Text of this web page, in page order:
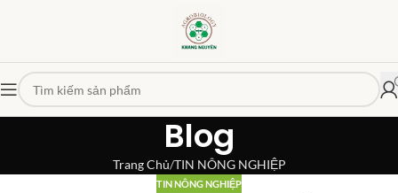
Blog
Trang Chủ TIN NÔNG NGHIỆP
TIN NÔNG NGHIỆP